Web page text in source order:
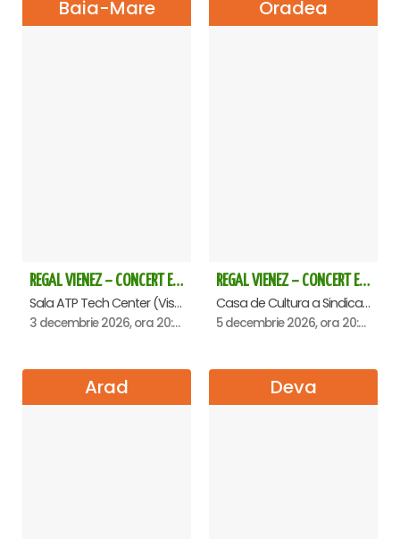
Baia-Mare
REGAL VIENEZ – CONCERT EXTRAORDINAR DE CRACIUN - Baia Mare
Sala ATP Tech Center (Vis a vis de Auchan), Baia-Mare
3 decembrie 2026, ora 20:00
Oradea
REGAL VIENEZ – CONCERT EXTRAORDINAR DE CRACIUN - Oradea
Casa de Cultura a Sindicatelor , Oradea
5 decembrie 2026, ora 20:00
Arad Deva